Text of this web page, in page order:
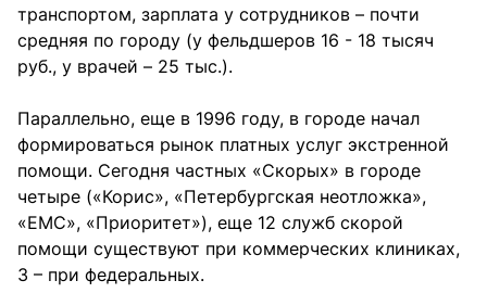
транспортом, зарплата у сотрудников – почти
средняя по городу (у фельдшеров 16 - 18 тысяч
руб., у врачей – 25 тыс.).
Параллельно, еще в 1996 году, в городе начал
формироваться рынок платных услуг экстренной
помощи. Сегодня частных «Скорых» в городе
четыре («Корис», «Петербургская неотложка»,
«ЕМС», «Приоритет»), еще 12 служб скорой
помощи существуют при коммерческих клиниках,
3 – при федеральных.